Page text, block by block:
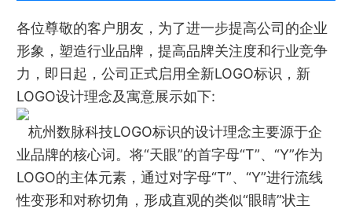
各位尊敬的客户朋友，为了进一步提高公司的企业
形象，塑造行业品牌，提高品牌关注度和行业竞争
力，即日起，公司正式启用全新LOGO标识，新
LOGO设计理念及寓意展示如下:
杭州数脉科技LOGO标识的设计理念主要源于企
业品牌的核心词。将“天眼”的首字母“T”、“Y”作为
LOGO的主体元素，通过对字母“T”、“Y”进行流线
性变形和对称切角，形成直观的类似“眼睛”状主